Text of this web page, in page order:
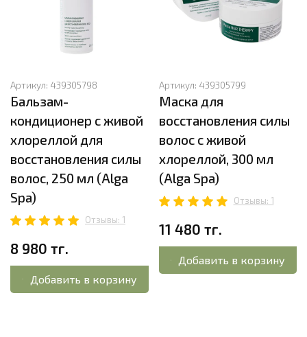
Артикул: 439305798
Бальзам-
кондиционер с живой
хлореллой для
восстановления силы
волос, 250 мл (Alga
Spa)
Отзывы: 1
8 980 тг.
Добавить в корзину
Артикул: 439305799
Маска для
восстановления силы
волос с живой
хлореллой, 300 мл
(Alga Spa)
Отзывы: 1
11 480 тг.
Добавить в корзину